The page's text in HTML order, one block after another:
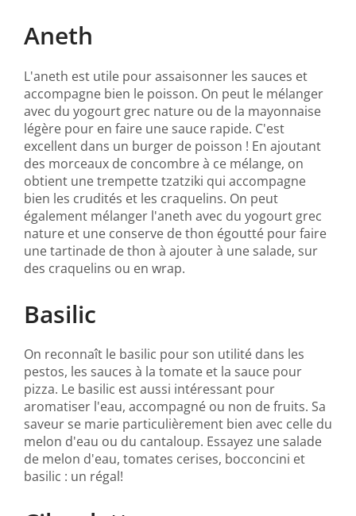
Aneth
L'aneth est utile pour assaisonner les sauces et
accompagne bien le poisson. On peut le mélanger
avec du yogourt grec nature ou de la mayonnaise
légère pour en faire une sauce rapide. C'est
excellent dans un burger de poisson ! En ajoutant
des morceaux de concombre à ce mélange, on
obtient une trempette tzatziki qui accompagne
bien les crudités et les craquelins. On peut
également mélanger l'aneth avec du yogourt grec
nature et une conserve de thon égoutté pour faire
une tartinade de thon à ajouter à une salade, sur
des craquelins ou en wrap.
Basilic
On reconnaît le basilic pour son utilité dans les
pestos, les sauces à la tomate et la sauce pour
pizza. Le basilic est aussi intéressant pour
aromatiser l'eau, accompagné ou non de fruits. Sa
saveur se marie particulièrement bien avec celle du
melon d'eau ou du cantaloup. Essayez une salade
de melon d'eau, tomates cerises, bocconcini et
basilic : un régal!